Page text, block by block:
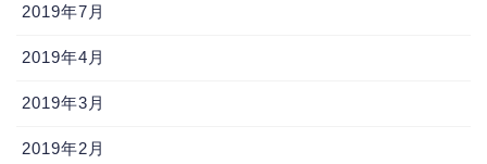
2019年7月
2019年4月
2019年3月
2019年2月